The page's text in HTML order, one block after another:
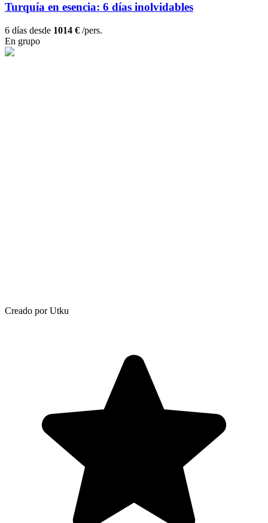
Turquía en esencia: 6 días inolvidables
6 días desde 1014 € /pers.
En grupo
Creado por Utku